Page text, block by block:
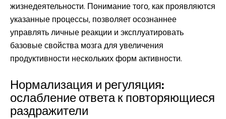
жизнедеятельности. Понимание того, как проявляются
указанные процессы, позволяет осознаннее
управлять личные реакции и эксплуатировать
базовые свойства мозга для увеличения
продуктивности нескольких форм активности.
Нормализация и регуляция:
ослабление ответа к повторяющиеся
раздражители